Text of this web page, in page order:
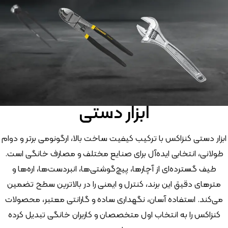
ابزار دستی
ابزار دستی کنزاکس با ترکیب کیفیت ساخت بالا، ارگونومی برتر و دوام
طولانی، انتخابی ایده‌آل برای صنایع مختلف و مصارف خانگی است.
طیف گسترده‌ای از آچارها، پیچ‌گوشتی‌ها، انبردست‌ها، اره‌ها و
مترهای دقیق این برند، کنترل و ایمنی را در بالاترین سطح تضمین
می‌کند. استفاده آسان، نگهداری ساده و گارانتی معتبر، محصولات
کنزاکس را به انتخاب اول متخصصان و کاربران خانگی تبدیل کرده